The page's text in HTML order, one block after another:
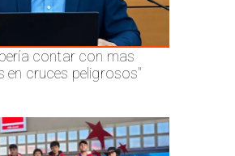
contar con mas
en cruces peligrosos"